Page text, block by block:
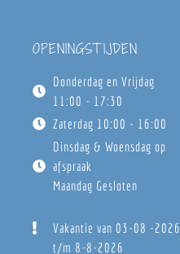
OPENINGSTIJDEN
Donderdag en Vrijdag
11:00 - 17:30
Zaterdag 10:00 - 16:00
Dinsdag & Woensdag op
afspraak
Maandag Gesloten
Vakantie van 03-08 -2026
t/m 8-8-2026